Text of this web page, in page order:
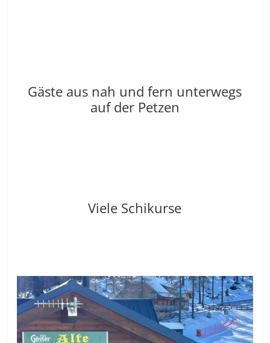
Gäste aus nah und fern unterwegs
auf der Petzen
Viele Schikurse